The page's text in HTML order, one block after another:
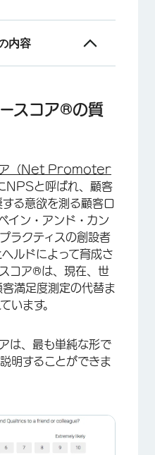
内容
®の設定
のスコアリング
NPS の質問
スコア®の質
ア（Net Promoter
NPSと呼ばれ、顧客
る意欲を測る顧客ロ
イン・アンド・カン
ラクティスの創設者
ルドによって育成さ
コア®は、現在、世
満足度測定の代替ま
います。
は、最も単純な形で
明することができま